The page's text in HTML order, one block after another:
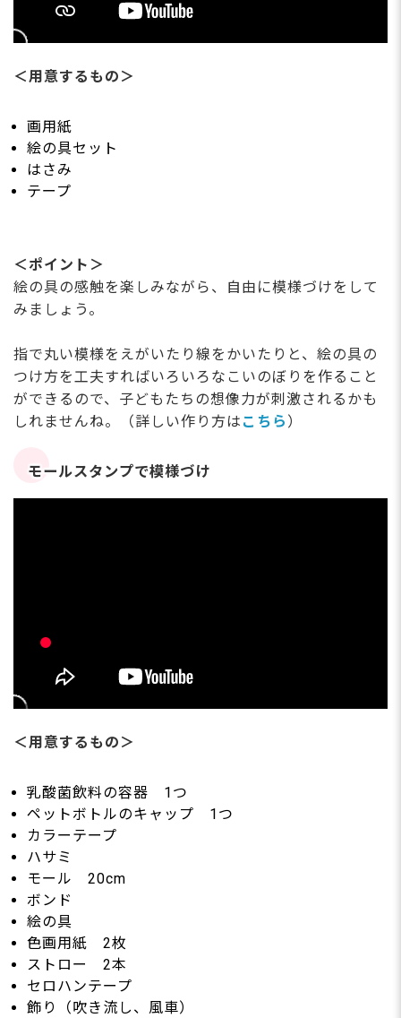
＜用意するもの＞
画用紙
絵の具セット
はさみ
テープ
＜ポイント＞
絵の具の感触を楽しみながら、自由に模様づけをして
みましょう。
指で丸い模様をえがいたり線をかいたりと、絵の具の
つけ方を工夫すればいろいろなこいのぼりを作ること
ができるので、子どもたちの想像力が刺激されるかも
しれませんね。（詳しい作り方は こちら ）
モールスタンプで模様づけ
＜用意するもの＞
乳酸菌飲料の容器 1つ
ペットボトルのキャップ 1つ
カラーテープ
ハサミ
モール 20cm
ボンド
絵の具
色画用紙 2枚
ストロー 2本
セロハンテープ
飾り（吹き流し、風車）